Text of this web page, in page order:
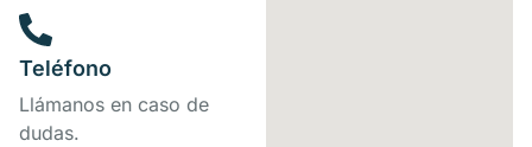
Teléfono
Llámanos en caso de
dudas.